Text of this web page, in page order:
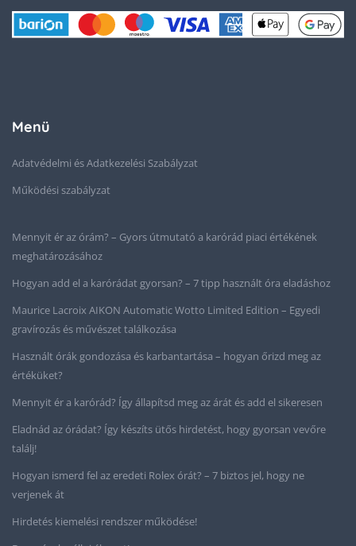
Menü
Adatvédelmi és Adatkezelési Szabályzat
Működési szabályzat
Mennyit ér az órám? – Gyors útmutató a karórád piaci értékének
meghatározásához
Hogyan add el a karórádat gyorsan? – 7 tipp használt óra eladáshoz
Maurice Lacroix AIKON Automatic Wotto Limited Edition – Egyedi
gravírozás és művészet találkozása
Használt órák gondozása és karbantartása – hogyan őrizd meg az
értéküket?
Mennyit ér a karórád? Így állapítsd meg az árát és add el sikeresen
Eladnád az órádat? Így készíts ütős hirdetést, hogy gyorsan vevőre
találj!
Hogyan ismerd fel az eredeti Rolex órát? – 7 biztos jel, hogy ne
verjenek át
Hirdetés kiemelési rendszer működése!